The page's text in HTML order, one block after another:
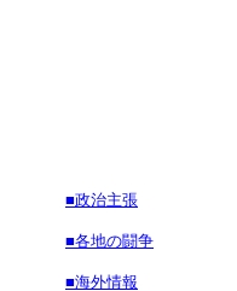
■政治主張
■各地の闘争
■海外情報